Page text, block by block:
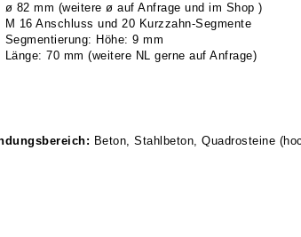
ø 82 mm (weitere ø auf Anfrage und im Shop )
M 16 Anschluss und 20 Kurzzahn-Segmente
Segmentierung: Höhe: 9 mm
Länge: 70 mm (weitere NL gerne auf Anfrage)
Beton, Stahlbeton, Quadrosteine